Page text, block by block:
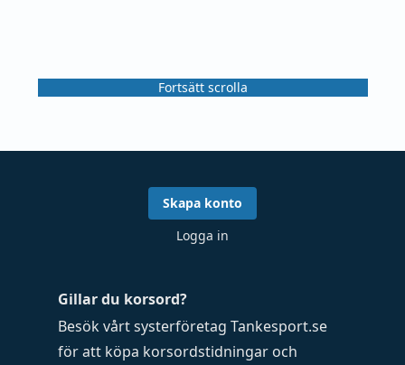
Fortsätt scrolla
Gillar du korsord?
Besök vårt systerföretag Tankesport.se
för att köpa korsordstidningar och
Skapa konto
Logga in